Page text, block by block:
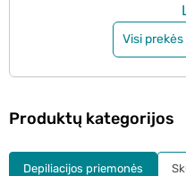
Visi
Produktų kategorijos
Depiliacijos priemonės